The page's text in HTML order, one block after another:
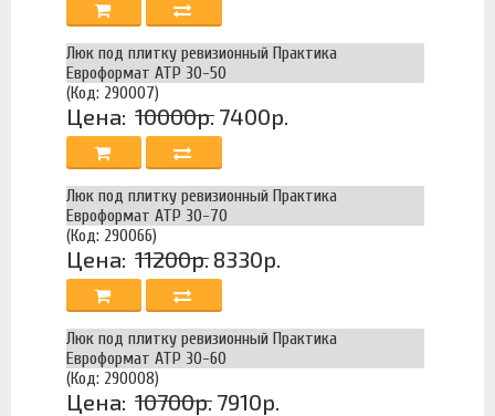
Люк под плитку ревизионный Практика
Евроформат АТР 30-50
(Код: 290007)
Цена: 10000р. 7400р.
Люк под плитку ревизионный Практика
Евроформат АТР 30-70
(Код: 290066)
Цена: 11200р. 8330р.
Люк под плитку ревизионный Практика
Евроформат АТР 30-60
(Код: 290008)
Цена: 10700р. 7910р.